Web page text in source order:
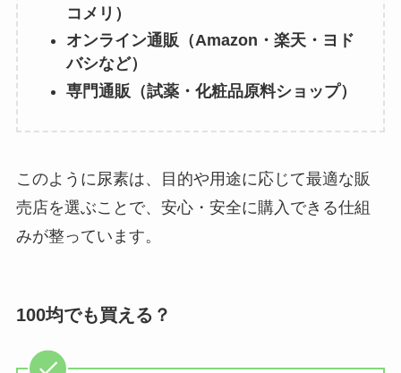
コメリ）
オンライン通販（Amazon・楽天・ヨド
バシなど）
専門通販（試薬・化粧品原料ショップ）
このように尿素は、目的や用途に応じて最適な販
売店を選ぶことで、安心・安全に購入できる仕組
みが整っています。
100均でも買える？